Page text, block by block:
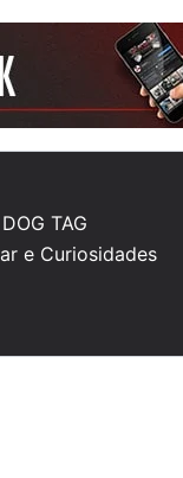
TAG
e Curiosidades